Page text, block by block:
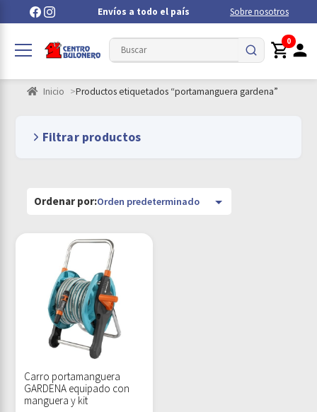
Envíos a todo el país Sobre nosotros
0
Inicio Productos etiquetados “portamanguera gardena”
Filtrar productos
Carro portamanguera
GARDENA equipado con
manguera y kit